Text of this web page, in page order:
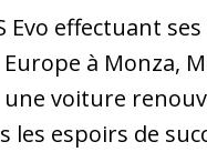
Evo effectuant
Europe à Monza,
voiture
les espoirs de